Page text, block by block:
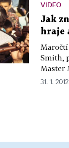
VIDEO
Jak
hraje
Smith,
Master
31. 1.